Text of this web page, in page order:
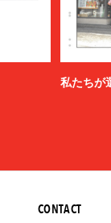
私たちが
CONTACT